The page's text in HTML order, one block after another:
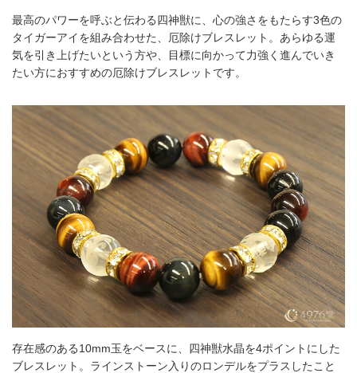
最高のパワーを呼ぶと伝わる四神獣に、心の強さをもたらす3色の
タイガーアイを組み合わせた、厄除けブレスレット。あらゆる運
気を引き上げたいという方や、目標に向かって力強く進んでいき
たい方におすすめの厄除けブレスレットです。
存在感のある10mm玉をベースに、四神獣水晶を4ポイントにした
ブレスレット。ラインストーン入りのロンデルをプラスしたこと